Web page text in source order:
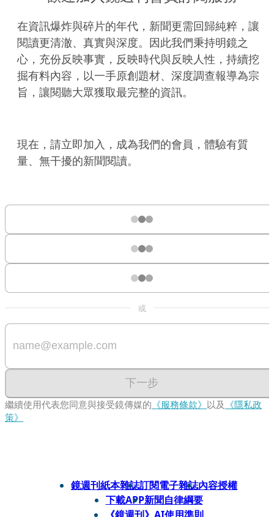
在資訊爆炸與碎片的年代，新聞更需回歸純粹，讓
閱讀更清澈、真實與深度。因此我們秉持明鏡之
心，充份反映事實，反映時代與反映人性，持續挖
掘有料內容，以一手原創題材、深度調查報導為宗
旨，讓閱聽大眾獲取最完整的資訊。
現在，請立即加入，成為我們的會員，體驗有質
量、無干擾的新聞閱讀。
或
下一步
繼續使用代表您同意與接受鏡傳媒的 《服務條款》 以及 《隱私政
策》
鏡週刊紙本雜誌訂閱電子雜誌內容授權
下載APP新聞自律綱要